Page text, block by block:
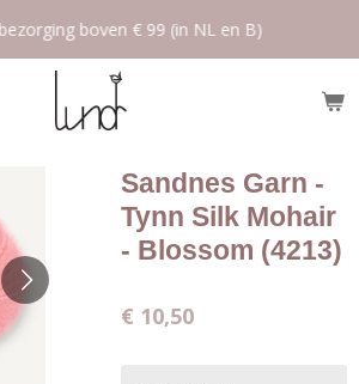
boven € 99 (in NL en B)
Sandnes Garn -
Tynn Silk Mohair
- Blossom (4213)
€ 10,50